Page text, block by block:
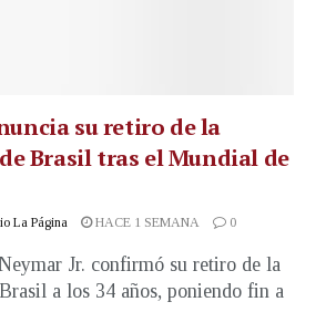
su retiro de la
Brasil tras el Mundial de
La Página HACE 1 SEMANA 0
Jr. confirmó su retiro de la
a los 34 años, poniendo fin a